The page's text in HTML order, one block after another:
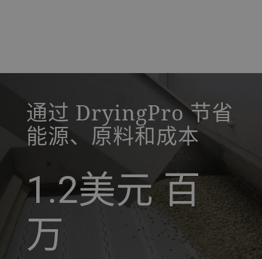
a decorative background image
通过 DryingPro 节省
能源、原料和成本
1.2美元百
万